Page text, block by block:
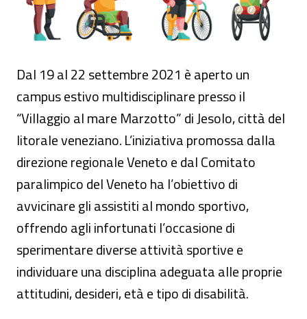
Dal 19 al 22 settembre 2021 è aperto un
campus estivo multidisciplinare presso il
“Villaggio al mare Marzotto” di Jesolo,cittàdel
litorale veneziano.L’iniziativa promossa dalla
direzione regionale Veneto e dal Comitato
paralimpico del Veneto ha l’obiettivo di
avvicinare gli assistiti al mondo sportivo,
offrendo agli infortunati l’occasione di
sperimentare diverse attività sportive e
individuare una disciplina adeguata alle proprie
attitudini, desideri, età e tipo di disabilità.